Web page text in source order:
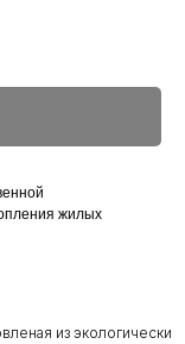
жилых
из экологически